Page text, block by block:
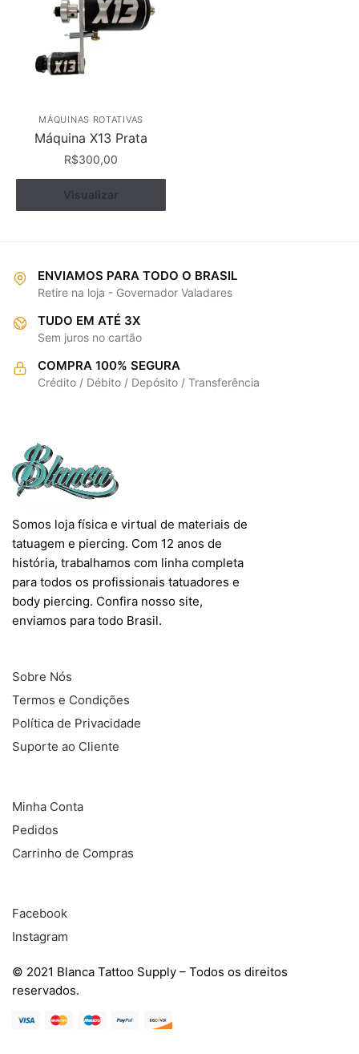
MÁQUINAS ROTATIVAS
Máquina X13 Prata
R$300,00
Comprar
Visualizar
ENVIAMOS PARA TODO O BRASIL
Retire na loja - Governador Valadares
TUDO EM ATÉ 3X
Sem juros no cartão
COMPRA 100% SEGURA
Crédito / Débito / Depósito / Transferência
Somos loja física e virtual de materiais de
tatuagem e piercing. Com 12 anos de
história, trabalhamos com linha completa
para todos os profissionais tatuadores e
body piercing. Confira nosso site,
enviamos para todo Brasil.
Sobre Nós
Termos e Condições
Política de Privacidade
Suporte ao Cliente
Minha Conta
Pedidos
Carrinho de Compras
Facebook
Instagram
© 2021 Blanca Tattoo Supply – Todos os direitos
reservados.